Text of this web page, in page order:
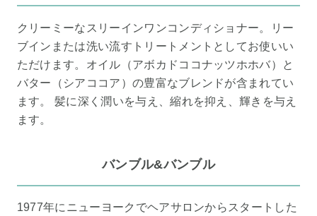
クリーミーなスリーインワンコンディショナー。リー
ブインまたは洗い流すトリートメントとしてお使いい
ただけます。オイル（アボカドココナッツホホバ）と
バター（シアココア）の豊富なブレンドが含まれてい
ます。 髪に深く潤いを与え、縮れを抑え、輝きを与え
ます。
バンブル&バンブル
1977年にニューヨークでヘアサロンからスタートした